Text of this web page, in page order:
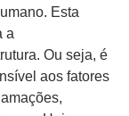
Esta
a
Ou seja, é
aos fatores